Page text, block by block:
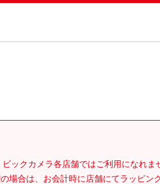
ックカメラ各店舗ではご利用になれま
場合は、お会計時に店舗にてラッピン